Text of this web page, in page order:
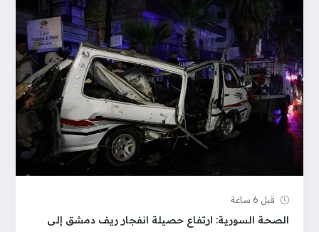
قبل 6 ساعة
الصحة السورية: ارتفاع حصيلة انفجار ريف دمشق إلى